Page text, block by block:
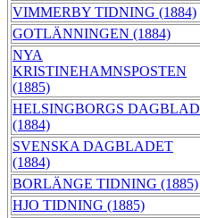
VIMMERBY TIDNING (1884)
GOTLÄNNINGEN (1884)
NYA
KRISTINEHAMNSPOSTEN
(1885)
HELSINGBORGS DAGBLAD
(1884)
SVENSKA DAGBLADET
(1884)
BORLÄNGE TIDNING (1885)
HJO TIDNING (1885)